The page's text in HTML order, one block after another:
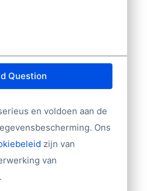
Question
en voldoen aan de
Ons
zijn van
van